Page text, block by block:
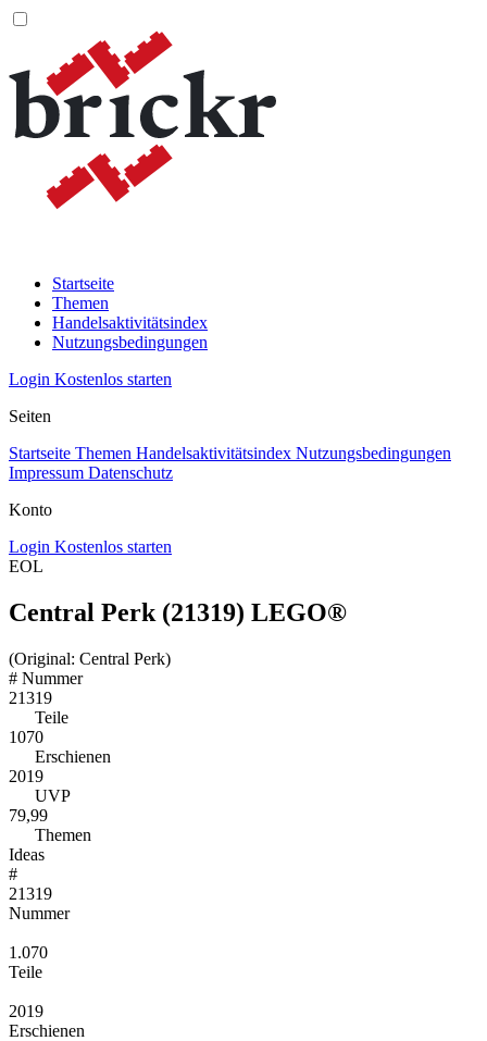
Startseite
Themen
Handelsaktivitätsindex
Nutzungsbedingungen
Login Kostenlos starten
Seiten
Startseite Themen Handelsaktivitätsindex Nutzungsbedingungen
Impressum Datenschutz
Konto
Login Kostenlos starten
EOL
Central Perk (21319) LEGO®
(Original: Central Perk)
# Nummer
21319
Teile
1070
Erschienen
2019
UVP
79,99
Themen
Ideas
#
21319
Nummer
1.070
Teile
2019
Erschienen